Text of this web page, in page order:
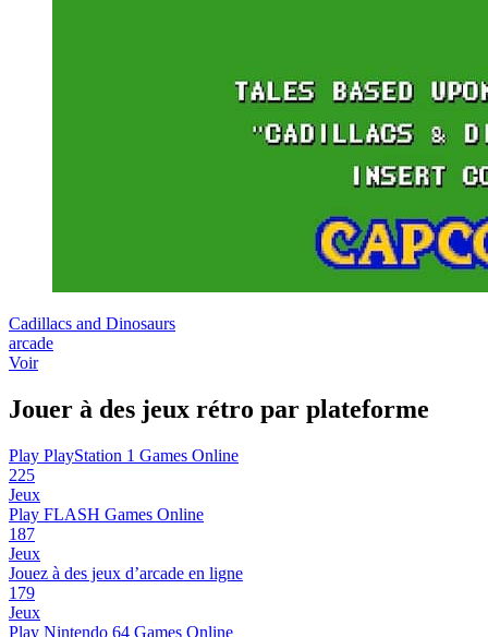
Cadillacs and Dinosaurs
arcade
Voir
Jouer à des jeux rétro par plateforme
Play PlayStation 1 Games Online
225
Jeux
Play FLASH Games Online
187
Jeux
Jouez à des jeux d’arcade en ligne
179
Jeux
Play Nintendo 64 Games Online